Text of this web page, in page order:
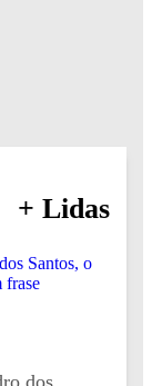
+ Lidas
dos